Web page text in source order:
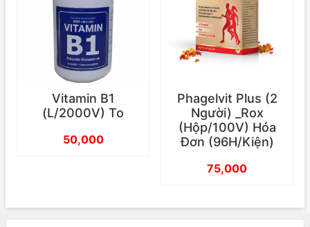
Vitamin B1
(L/2000V) To
50,000
Phagelvit Plus (2
Người) _Rox
(Hộp/100V) Hóa
Đơn (96H/Kiện)
75,000